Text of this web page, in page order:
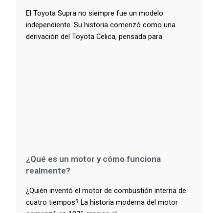
El Toyota Supra no siempre fue un modelo
independiente. Su historia comenzó como una
derivación del Toyota Celica, pensada para
¿Qué es un motor y cómo funciona
realmente?
¿Quién inventó el motor de combustión interna de
cuatro tiempos? La historia moderna del motor